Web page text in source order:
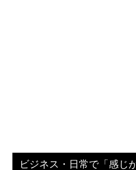
ビジネス・日常で「感じ